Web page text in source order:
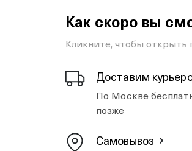
Как скоро вы
Кликните, чтобы
Доставим
По Москве
позже
Самовывоз